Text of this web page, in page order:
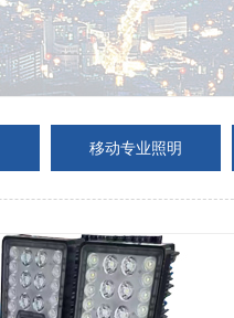
移动专业照明